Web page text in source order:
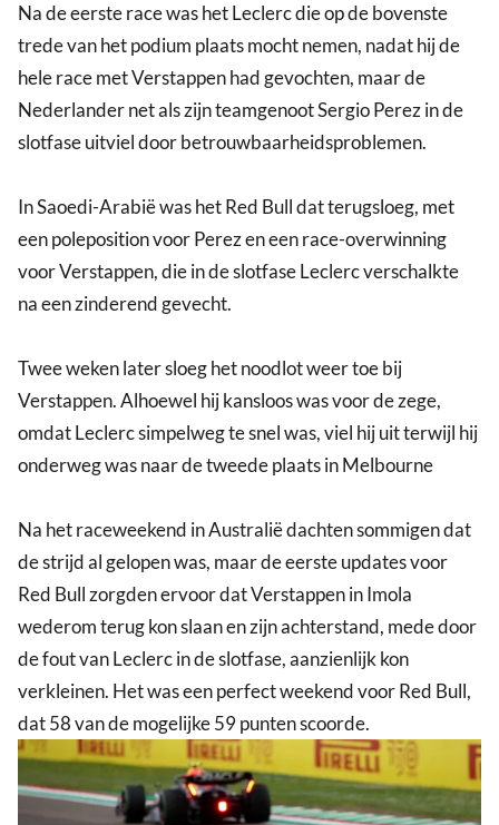
Na de eerste race was het Leclerc die op de bovenste
trede van het podium plaats mocht nemen, nadat hij de
hele race met Verstappen had gevochten, maar de
Nederlander net als zijn teamgenoot Sergio Perez in de
slotfase uitviel door betrouwbaarheidsproblemen.
In Saoedi-Arabië was het Red Bull dat terugsloeg, met
een poleposition voor Perez en een race-overwinning
voor Verstappen, die in de slotfase Leclerc verschalkte
na een zinderend gevecht.
Twee weken later sloeg het noodlot weer toe bij
Verstappen. Alhoewel hij kansloos was voor de zege,
omdat Leclerc simpelweg te snel was, viel hij uit terwijl hij
onderweg was naar de tweede plaats in Melbourne
Na het raceweekend in Australië dachten sommigen dat
de strijd al gelopen was, maar de eerste updates voor
Red Bull zorgden ervoor dat Verstappen in Imola
wederom terug kon slaan en zijn achterstand, mede door
de fout van Leclerc in de slotfase, aanzienlijk kon
verkleinen. Het was een perfect weekend voor Red Bull,
dat 58 van de mogelijke 59 punten scoorde.